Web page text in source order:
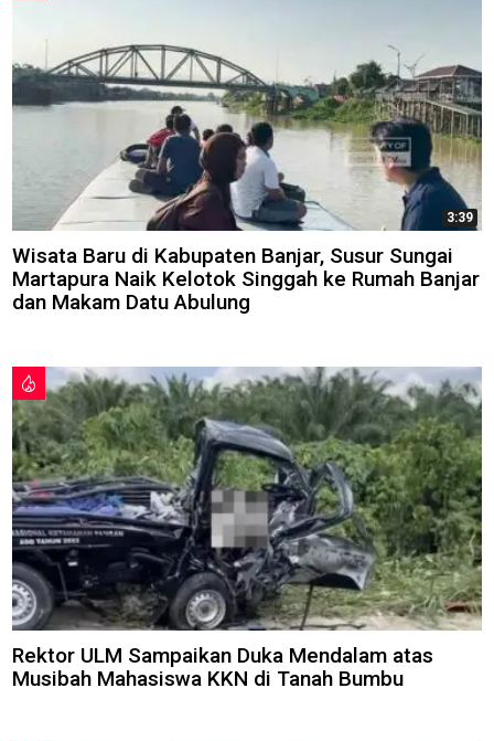
3:39
Wisata Baru di Kabupaten Banjar, Susur Sungai
Martapura Naik Kelotok Singgah ke Rumah Banjar
dan Makam Datu Abulung
Rektor ULM Sampaikan Duka Mendalam atas
Musibah Mahasiswa KKN di Tanah Bumbu